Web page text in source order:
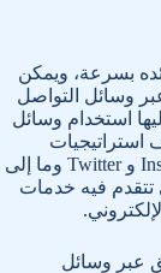
بسرعة، ويمكن
وسائل التواصل
استخدام وسائل
استراتيجيات
المواقع التي تستثمر فيها مثل Facebook و Instagram و Twitter وما إلى
تتقدم فيه خدمات
عبر وسائل